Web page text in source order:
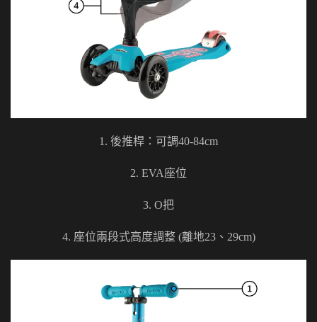
1. 後推桿：可調40-84cm
2. EVA座位
3. O把
4. 座位兩段式高度調整 (離地23、29cm)